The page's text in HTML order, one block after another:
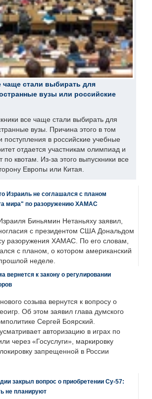
чаще стали выбирать для
вузы или российские
все чаще стали выбирать для
вузы. Причина этого в том
поступления в российские учебные
отдается участникам олимпиад и
по квотам. Из-за этого выпускники все
Европы или Китая.
Израиль не соглашался с планом
мира" по разоружению ХАМАС
Биньямин Нетаньяху заявил,
с президентом США Дональдом
разоружения ХАМАС. По его словам,
с планом, о котором американский
неделе.
вернется к закону о регулировании
созыва вернутся к вопросу о
Об этом заявил глава думского
Сергей Боярский.
авторизацию в играх по
через «Госуслуги», маркировку
запрещенной в России
закрыл вопрос о приобретении Су-57:
не планируют